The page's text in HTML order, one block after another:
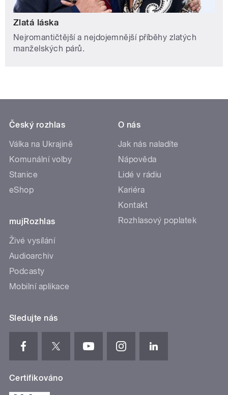
Zlatá láska
Nejromantičtější a nejdojemnější příběhy zlatých
manželských párů.
Český rozhlas
Válka na Ukrajině
Komunální volby
Stanice
eShop
mujRozhlas
Živé vysílání
Audioarchiv
Podcasty
Mobilní aplikace
O nás
Jak nás naladíte
Nápověda
Lidé v rádiu
Kariéra
Kontakt
Rozhlasový poplatek
Sledujte nás
Certifikováno